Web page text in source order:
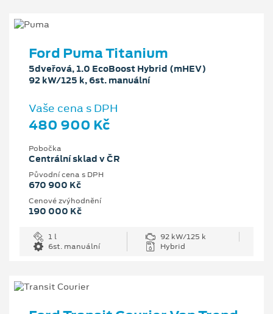
Ford Puma Titanium
5dveřová, 1.0 EcoBoost Hybrid (mHEV)
92 kW/125 k, 6st. manuální
Vaše cena s DPH
480 900 Kč
Pobočka
Centrální sklad v ČR
Původní cena s DPH
670 900 Kč
Cenové zvýhodnění
190 000 Kč
1 l
92 kW/125 k
6st. manuální
Hybrid